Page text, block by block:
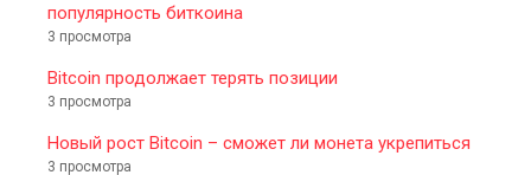
популярность биткоина
3 просмотра
Bitcoin продолжает терять позиции
3 просмотра
Новый рост Bitcoin – сможет ли монета укрепиться
3 просмотра